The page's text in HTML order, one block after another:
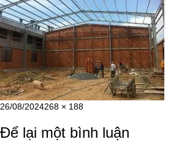
Đăng
ngày
26/08/2024Kích
đầy
268 × 188
Để lại một bình luận